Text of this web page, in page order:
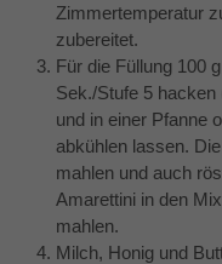
Zimmertemperatur
zubereitet.
Für die Füllung 100
Sek./Stufe 5
und in einer Pfanne
abkühlen lassen.
mahlen und auch
Amarettini in den
mahlen.
Milch, Honig und